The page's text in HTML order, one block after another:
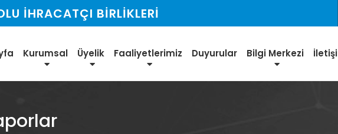
İHRACATÇI BİRLİKLERİ
Kurumsal Üyelik Faaliyetlerimiz Duyurular Bilgi Merkezi